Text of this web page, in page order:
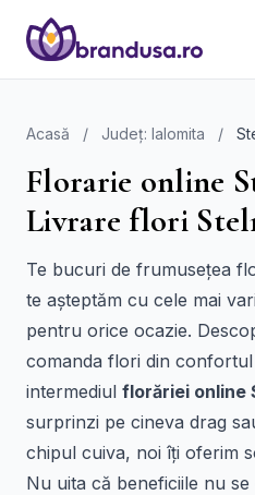
Acasă / Județ: Ialomita /
Florarie online
Livrare flori
Te bucuri de frumusețea
te așteptăm cu cele mai
pentru orice ocazie.
comanda flori din
intermediul florăriei online
surprinzi pe cineva drag
chipul cuiva, noi îți oferim
Nu uita că beneficiile nu